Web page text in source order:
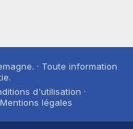
· Toute information
d'utilisation ·
légales